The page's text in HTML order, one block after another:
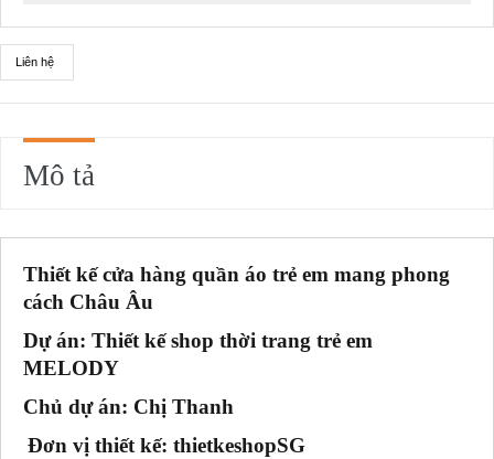
Liên hệ
Mô tả
Thiết kế cửa hàng quần áo trẻ em mang phong
cách Châu Âu
Dự án: Thiết kế shop thời trang trẻ em
MELODY
Chủ dự án: Chị Thanh
Đơn vị thiết kế: thietkeshopSG